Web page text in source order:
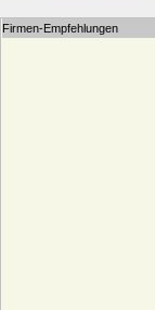
Firmen-Empfehlungen